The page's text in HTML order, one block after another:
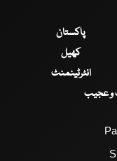
پاکستان
کھیل
انٹرٹینمنٹ
و عجیب